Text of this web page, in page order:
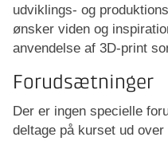
udviklings- og
ønsker viden og
anvendelse af 3D-print
Forudsætninger
Der er ingen specielle
deltage på kurset ud